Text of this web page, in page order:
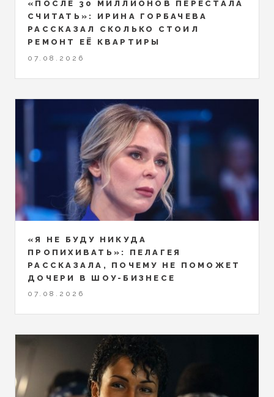
«ПОСЛЕ 30 МИЛЛИОНОВ ПЕРЕСТАЛА
СЧИТАТЬ»: ИРИНА ГОРБАЧЕВА
РАССКАЗАЛ СКОЛЬКО СТОИЛ
РЕМОНТ ЕЁ КВАРТИРЫ
07.08.2026
«Я НЕ БУДУ НИКУДА
ПРОПИХИВАТЬ»: ПЕЛАГЕЯ
РАССКАЗАЛА, ПОЧЕМУ НЕ ПОМОЖЕТ
ДОЧЕРИ В ШОУ-БИЗНЕСЕ
07.08.2026